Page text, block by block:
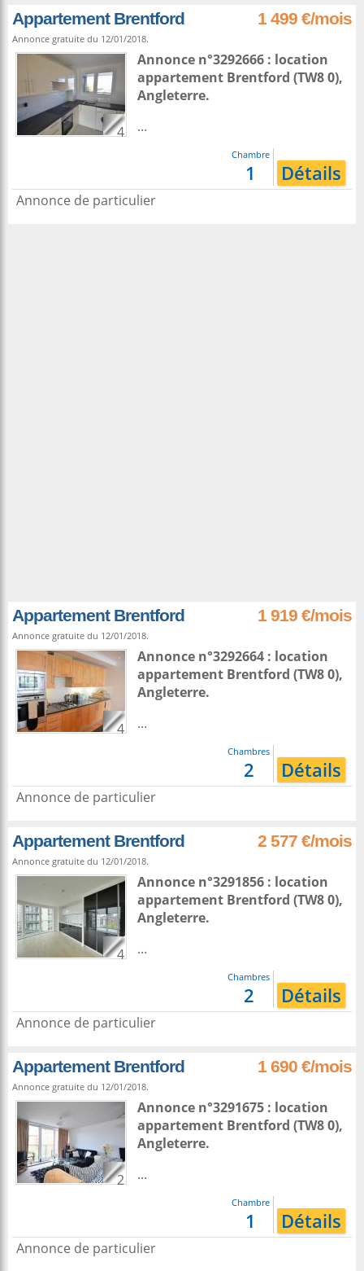
Appartement Brentford 1 499 €/mois
Annonce gratuite du 12/01/2018.
4
Annonce n°3292666 : location
appartement Brentford (TW8 0),
Angleterre.
...
Chambre
1 Détails
Annonce de particulier
Appartement Brentford 1 919 €/mois
Annonce gratuite du 12/01/2018.
4
Annonce n°3292664 : location
appartement Brentford (TW8 0),
Angleterre.
...
Chambres
2 Détails
Annonce de particulier
Appartement Brentford 2 577 €/mois
Annonce gratuite du 12/01/2018.
4
Annonce n°3291856 : location
appartement Brentford (TW8 0),
Angleterre.
...
Chambres
2 Détails
Annonce de particulier
Appartement Brentford 1 690 €/mois
Annonce gratuite du 12/01/2018.
2
Annonce n°3291675 : location
appartement Brentford (TW8 0),
Angleterre.
...
Chambre
1 Détails
Annonce de particulier